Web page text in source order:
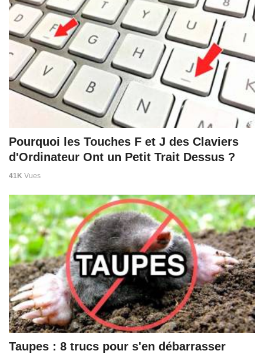
Pourquoi les Touches F et J des Claviers
d'Ordinateur Ont un Petit Trait Dessus ?
41K Vues
Taupes : 8 trucs pour s'en débarrasser